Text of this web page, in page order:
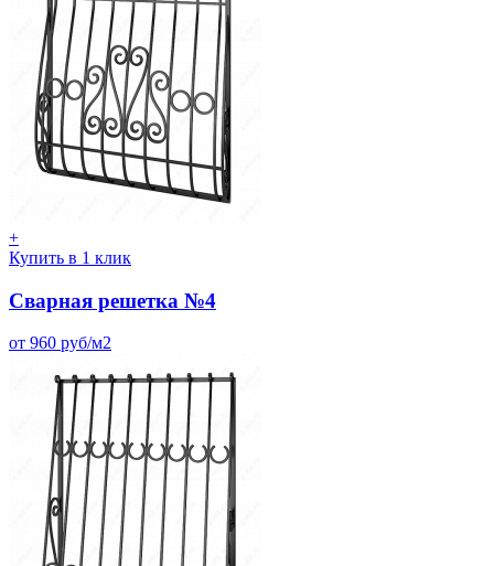
+
Купить в 1 клик
Сварная решетка №4
от 960 руб/м2